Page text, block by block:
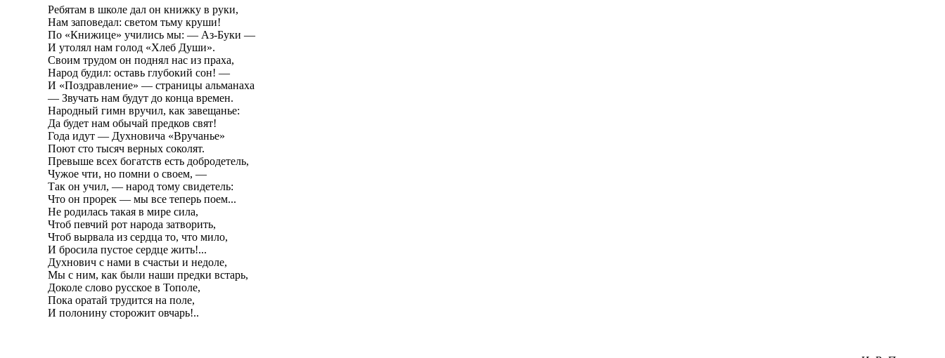
Ребятам в школе дал он книжку в руки,
Нам заповедал: светом тьму круши!
По «Книжице» учились мы: — Аз-Буки —
И утолял нам голод «Хлеб Души».
Своим трудом он поднял нас из праха,
Народ будил: оставь глубокий сон! —
И «Поздравление» — страницы альманаха
— Звучать нам будут до конца времен.
Народный гимн вручил, как завещанье:
Да будет нам обычай предков свят!
Года идут — Духновича «Вручанье»
Поют сто тысяч верных соколят.
Превыше всех богатств есть добродетель,
Чужое чти, но помни о своем, —
Так он учил, — народ тому свидетель:
Что он прорек — мы все теперь поем...
Не родилась такая в мире сила,
Чтоб певчий рот народа затворить,
Чтоб вырвала из сердца то, что мило,
И бросила пустое сердце жить!...
Духнович с нами в счастьи и недоле,
Мы с ним, как были наши предки встарь,
Доколе слово русское в Тополе,
Пока оратай трудится на поле,
И полонину сторожит овчарь!..